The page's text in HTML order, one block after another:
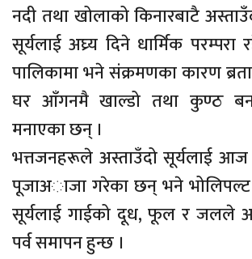
नदी तथा खोलाको किनारबाटै
सूर्यलाई अघ्र्य दिने धार्मिक
पालिकामा भने संक्रमणका कारण
घर आँगनमै खाल्डो तथा कुण्ठ
मनाएका छन् ।
भत्तजनहरूले अस्ताउँदो सूर्यलाई आज
पूजाअाजा गरेका छन् भने भोलिपल्ट
सूर्यलाई गाईको दूध, फूल र जलले
पर्व समापन हुन्छ ।